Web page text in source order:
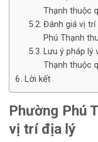
Thạnh thuộc
Đánh giá vị trí
Phú Thạnh
Lưu ý pháp lý
Thạnh thuộc
Lời kết
Phường Phú
vị trí địa lý